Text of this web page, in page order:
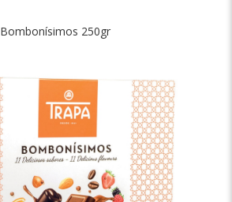
Bombonísimos 250gr